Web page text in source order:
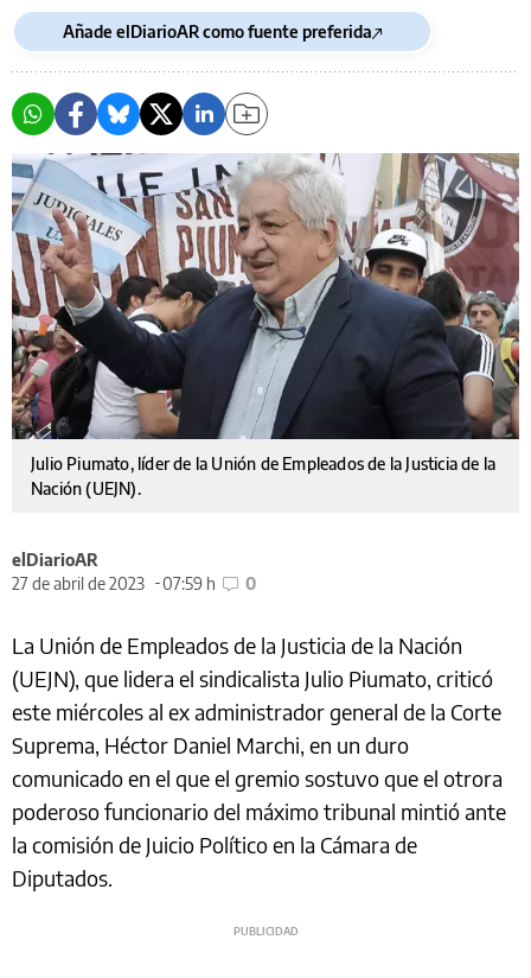
Añade elDiarioAR como fuente preferida
Julio Piumato, líder de la Unión de Empleados de la Justicia de la
Nación (UEJN).
elDiarioAR
27 de abril de 2023
07:59 h 0
La Unión de Empleados de la Justicia de la Nación
(UEJN), que lidera el sindicalista Julio Piumato, criticó
este miércoles al ex administrador general de la Corte
Suprema, Héctor Daniel Marchi, en un duro
comunicado en el que el gremio sostuvo que el otrora
poderoso funcionario del máximo tribunal mintió ante
la comisión de Juicio Político en la Cámara de
Diputados.